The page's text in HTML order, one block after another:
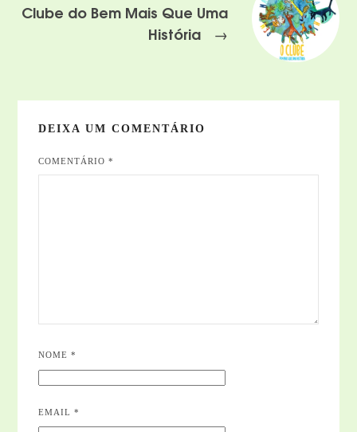
Clube do Bem Mais Que Uma
História
→
DEIXA UM COMENTÁRIO
COMENTÁRIO*
NOME*
EMAIL*